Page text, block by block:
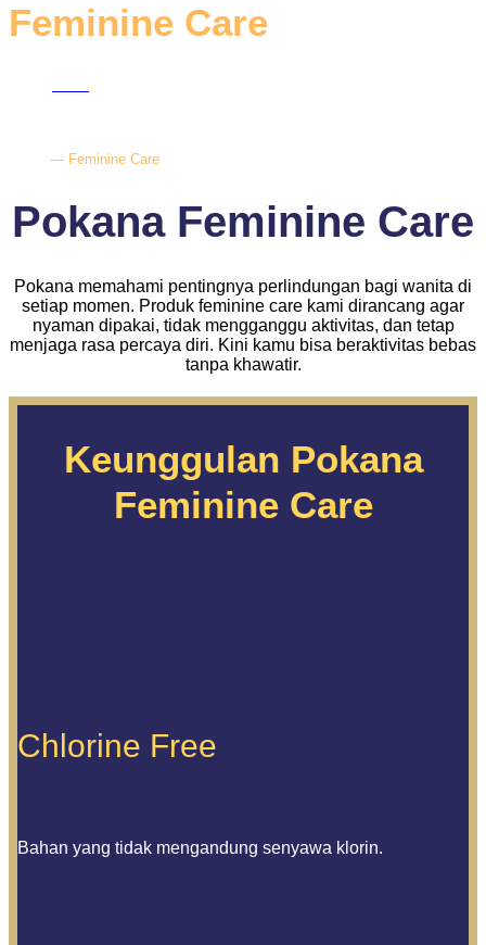
Feminine Care
— Feminine Care
Pokana Feminine Care
Pokana memahami pentingnya perlindungan bagi wanita di
setiap momen. Produk feminine care kami dirancang agar
nyaman dipakai, tidak mengganggu aktivitas, dan tetap
menjaga rasa percaya diri. Kini kamu bisa beraktivitas bebas
tanpa khawatir.
Keunggulan Pokana
Feminine Care
Chlorine Free
Bahan yang tidak mengandung senyawa klorin.